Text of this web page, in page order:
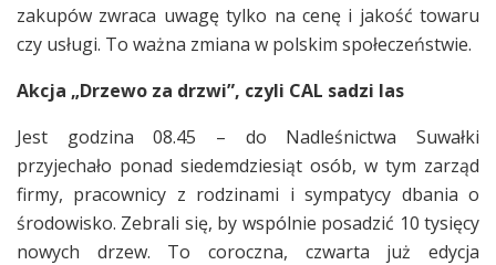
zakupów zwraca uwagę tylko na cenę i jakość towaru
czy usługi. To ważna zmiana w polskim społeczeństwie.
Akcja „Drzewo za drzwi”, czyli CAL sadzi las
Jest godzina 08.45 – do Nadleśnictwa Suwałki
przyjechało ponad siedemdziesiąt osób, w tym zarząd
firmy, pracownicy z rodzinami i sympatycy dbania o
środowisko. Zebrali się, by wspólnie posadzić 10 tysięcy
nowych drzew. To coroczna, czwarta już edycja